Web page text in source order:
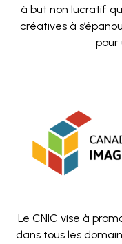
à but non lucratif
créatives à
pour
Le CNIC vise à
dans tous les